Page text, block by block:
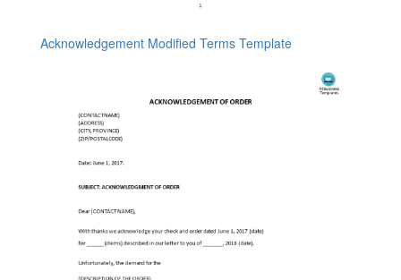
Acknowledgement Modified Terms Template